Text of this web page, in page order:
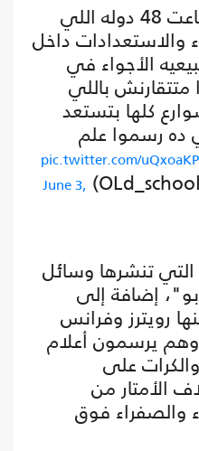
حرفيا انا متابع الأجواء بتاعت 48 دوله اللي
والاستعدادات داخل
الأجواء في
متتقارنش باللي
كلها بتستعد
ده رسموا علم
pic.twitter.com/
June 3,
التي تنشرها وسائل
إضافة إلى
رويترز وفرانس
يرسمون أعلام
على
الأمتار من
والصفراء فوق